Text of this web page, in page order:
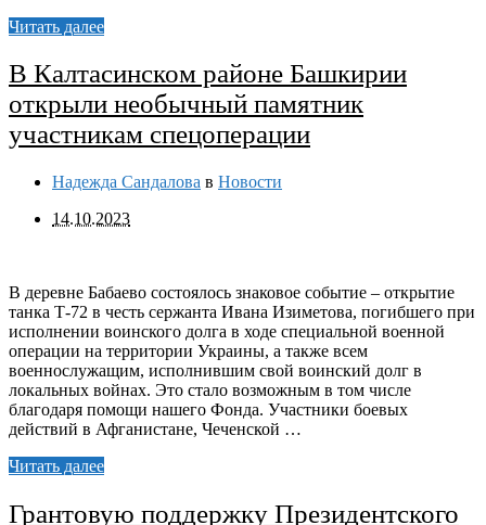
Читать далее
В Калтасинском районе Башкирии
открыли необычный памятник
участникам спецоперации
Надежда Сандалова в Новости
14.10.2023
В деревне Бабаево состоялось знаковое событие – открытие
танка Т-72 в честь сержанта Ивана Изиметова, погибшего при
исполнении воинского долга в ходе специальной военной
операции на территории Украины, а также всем
военнослужащим, исполнившим свой воинский долг в
локальных войнах. Это стало возможным в том числе
благодаря помощи нашего Фонда. Участники боевых
действий в Афганистане, Чеченской …
Читать далее
Грантовую поддержку Президентского